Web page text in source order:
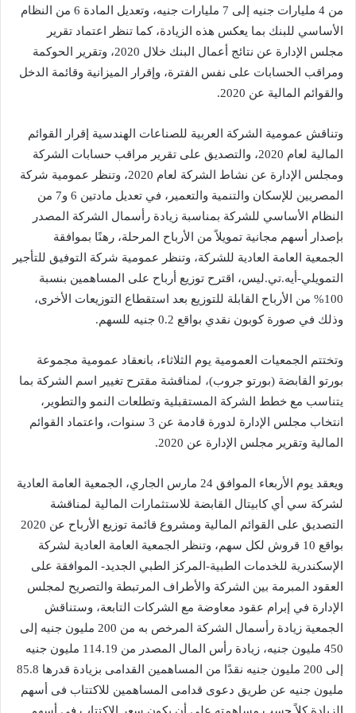
من 4 مليارات جنيه إلى 7 مليارات جنيه، وتعديل المادة 6 من النظام
الأساسي للبنك بما يعكس هذه الزيادة، كما تنظر اعتماد تقرير
مجلس الإدارة عن نتائج أعمال البنك خلال 2020، وتقرير الحوكمة
ومراقب الحسابات على نفس الفترة، وإقرار الميزانية وقائمة الدخل
والقوائم المالية عن 2020.
وتناقش عمومية الشركة العربية للصناعات الهندسية إقرار القوائم
المالية لعام 2020، والتصديق على تقرير مراقب حسابات الشركة
ومجلس الإدارة عن نشاط الشركة لعام 2020، وتنظر عمومية شركة
المصريين للإسكان والتنمية والتعمير، في تعديل مادتين 6 و7 من
النظام الأساسي للشركة بمناسبة زيادة رأسمال الشركة المصدر
بإصدار أسهم مجانية تمويلاً من الأرباح المرحلة، رهنًا بموافقة
الجمعية العامة العادية للشركة، وتنظر عمومية شركة التوفيق للتأجير
التمويلي-أيه.تي.ليس، اقترح توزيع أرباح على المساهمين بنسبة
100% من الأرباح القابلة للتوزيع بعد استقطاع التوزيعات الأخرى،
وذلك في صورة كوبون نقدي بواقع 0.2 جنيه للسهم.
وتختتم الجمعيات العمومية يوم الثلاثاء، بانعقاد عمومية مجموعة
بورتو القابضة (بورتو جروب)، لمناقشة مقترح تغيير اسم الشركة بما
يتناسب مع خطط الشركة المستقبلية وتطلعات النمو والتطوير،
انتخاب مجلس الإدارة لدورة قادمة عن 3 سنوات، واعتماد القوائم
المالية وتقرير مجلس الإدارة عن 2020.
ويعقد يوم الأربعاء الموافق 24 مارس الجاري، الجمعية العامة العادية
لشركة سي أي كابيتال القابضة للاستثمارات المالية لمناقشة
التصديق على القوائم المالية ومشروع قائمة توزيع الأرباح عن 2020
بواقع 10 قروش لكل سهم، وتنظر الجمعية العامة العادية لشركة
الإسكندرية للخدمات الطبية-المركز الطبي الجديد- الموافقة على
العقود المبرمة بين الشركة والأطراف المرتبطة والتصريح لمجلس
الإدارة في إبرام عقود معاوضة مع الشركات التابعة، وستناقش
الجمعية زيادة رأسمال الشركة المرخص به من 200 مليون جنيه إلى
450 مليون جنيه، زيادة رأس المال المصدر من 114.19 مليون جنيه
إلى 200 مليون جنيه نقدًا من المساهمين القدامى بزيادة قدرها 85.8
مليون جنيه عن طريق دعوى قدامى المساهمين للاكتتاب فى أسهم